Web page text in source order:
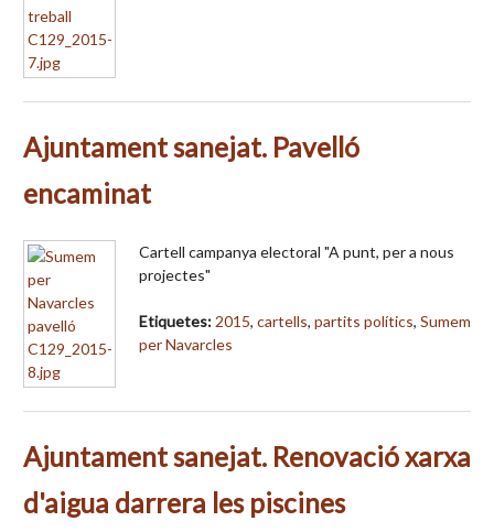
Ajuntament sanejat. Pavelló
encaminat
Cartell campanya electoral "A punt, per a nous
projectes"
Etiquetes: 2015, cartells, partits polítics, Sumem
per Navarcles
Ajuntament sanejat. Renovació xarxa
d'aigua darrera les piscines